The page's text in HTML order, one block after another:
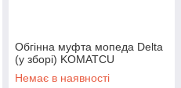
Обгінна муфта мопеда Delta
(у зборі) KOMATCU
Немає в наявності